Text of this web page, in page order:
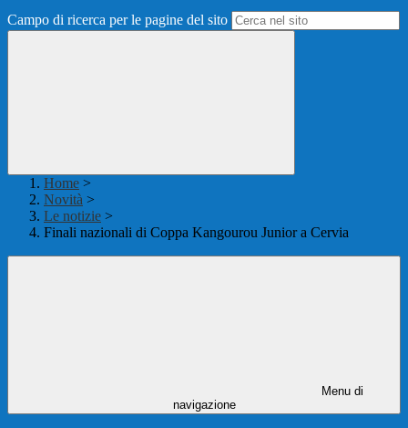
Campo di ricerca per le pagine del sito
Home >
Novità >
Le notizie >
Finali nazionali di Coppa Kangourou Junior a Cervia
Menu di
navigazione